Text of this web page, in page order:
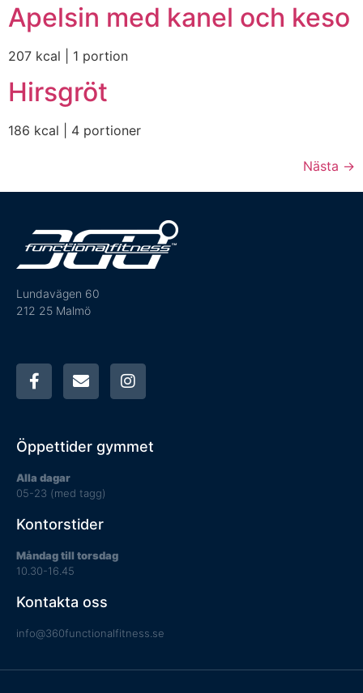
Apelsin med kanel och keso
207 kcal | 1 portion
Hirsgröt
186 kcal | 4 portioner
Nästa →
Lundavägen 60
212 25 Malmö
Öppettider gymmet
Alla dagar
05-23 (med tagg)
Kontorstider
Måndag till torsdag
10.30-16.45
Kontakta oss
info@360functionalfitness.se